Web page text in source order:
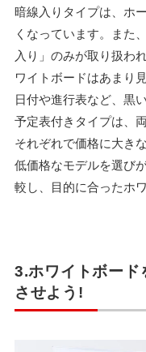
暗線入りタイプは、ホ
くなっています。また
入り」のみが取り扱わ
ワイトボードはあまり
日付や進行表など、黒
予定表付きタイプは、
それぞれで価格に大き
低価格なモデルを選び
較し、目的に合ったホ
3.ホワイトボード
させよう!